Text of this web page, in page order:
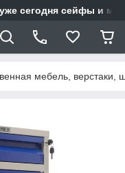
сегодня сейфы и
мебель, верстаки,